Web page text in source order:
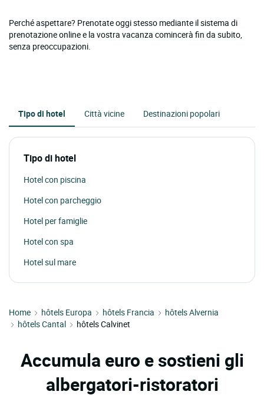
Perché aspettare? Prenotate oggi stesso mediante il sistema di
prenotazione online e la vostra vacanza comincerà fin da subito,
senza preoccupazioni.
Tipo di hotel Città vicine Destinazioni popolari
Tipo di hotel
Hotel con piscina
Hotel con parcheggio
Hotel per famiglie
Hotel con spa
Hotel sul mare
Home hôtels Europa hôtels Francia
hôtels Alvernia
hôtels Cantal
hôtels Calvinet
Accumula euro e sostieni gli
albergatori-ristoratori